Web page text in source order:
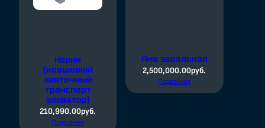
Нория
(ковшовый
ленточный
транспорт
элеватор)
210,990.00руб.
Подробнее
Яма завальная
2,500,000.00руб.
Подробнее